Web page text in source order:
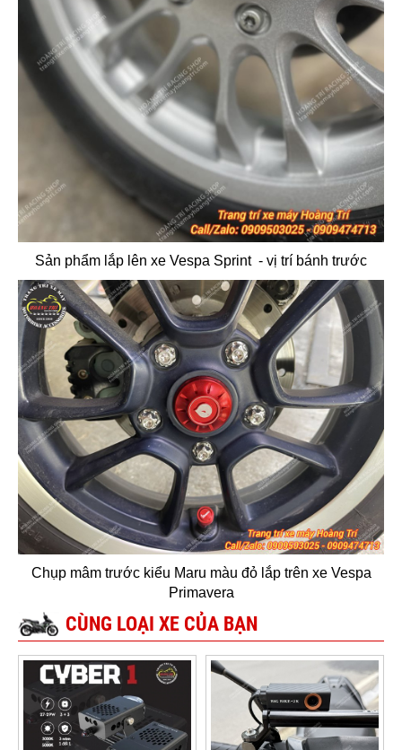
Sản phẩm lắp lên xe Vespa Sprint - vị trí bánh trước
Chụp mâm trước kiểu Maru màu đỏ lắp trên xe Vespa
Primavera
CÙNG LOẠI XE CỦA BẠN